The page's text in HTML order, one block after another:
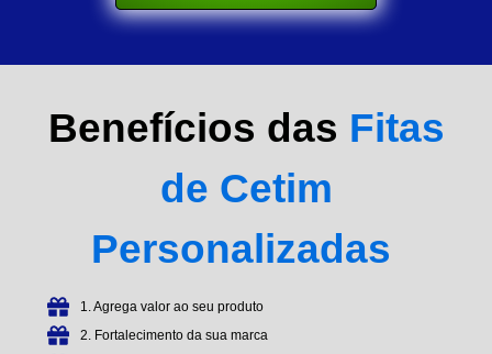
Benefícios das Fitas
de Cetim
Personalizadas
1. Agrega valor ao seu produto
2. Fortalecimento da sua marca